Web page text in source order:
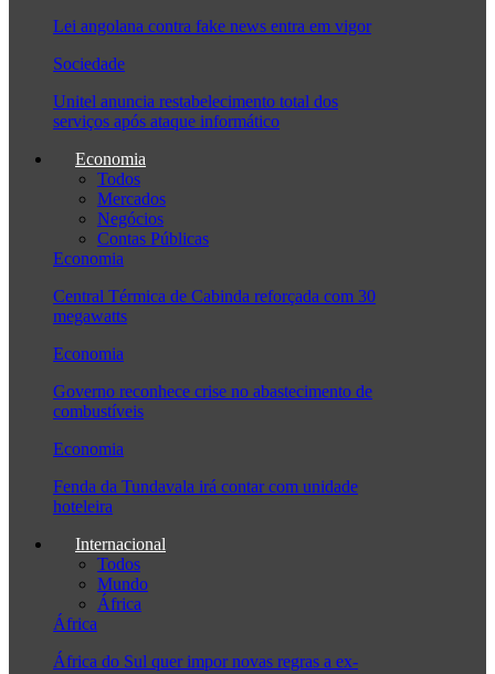
Lei angolana contra fake news entra em vigor
Sociedade
Unitel anuncia restabelecimento total dos
serviços após ataque informático
Economia
Todos
Mercados
Negócios
Contas Públicas
Economia
Central Térmica de Cabinda reforçada com 30
megawatts
Economia
Governo reconhece crise no abastecimento de
combustíveis
Economia
Fenda da Tundavala irá contar com unidade
hoteleira
Internacional
Todos
Mundo
África
África
África do Sul quer impor novas regras a ex-